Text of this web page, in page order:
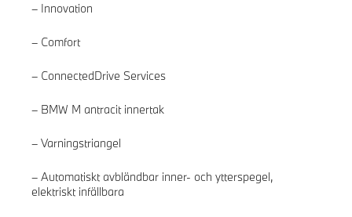
Innovation
Comfort
ConnectedDrive Services
BMW M antracit innertak
Varningstriangel
Automatiskt avbländbar inner- och ytterspegel,
elektriskt infällbara